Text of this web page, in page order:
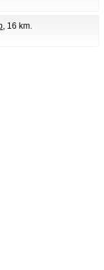
, 16 km.